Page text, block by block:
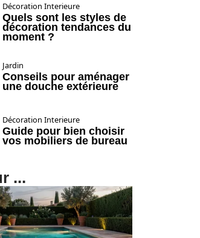
Décoration Interieure
Quels sont les styles de
décoration tendances du
moment ?
Jardin
Conseils pour aménager
une douche extérieure
Décoration Interieure
Guide pour bien choisir
vos mobiliers de bureau
...